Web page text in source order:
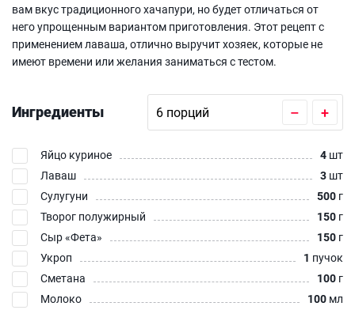
вам вкус традиционного хачапури, но будет отличаться от
него упрощенным вариантом приготовления. Этот рецепт с
применением лаваша, отлично выручит хозяек, которые не
имеют времени или желания заниматься с тестом.
Ингредиенты – +
Яйцо куриное 4 шт
Лаваш
3 шт
Сулугуни
500 г
Творог полужирный
150 г
Сыр «Фета»‎
150 г
Укроп
1 пучок
Сметана
100 г
Молоко
100 мл